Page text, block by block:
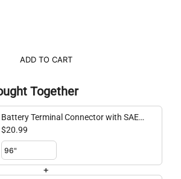
ADD TO CART
Together
Battery Terminal Connector with SAE
to Spade Pigtail
$20.99
+